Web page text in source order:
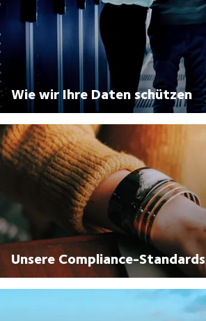
Wie wir Ihre Daten schützen
Unsere Compliance-Standards